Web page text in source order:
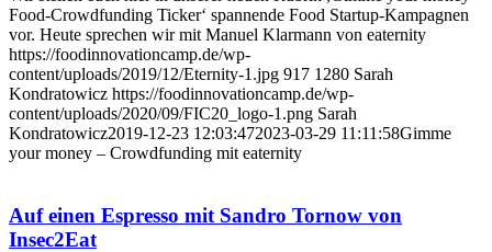
Food-Crowdfunding Ticker‘ spannende Food Startup-Kampagnen
vor. Heute sprechen wir mit Manuel Klarmann von eaternity
https://foodinnovationcamp.de/wp-
content/uploads/2019/12/Eternity-1.jpg 917 1280 Sarah
Kondratowicz https://foodinnovationcamp.de/wp-
content/uploads/2020/09/FIC20_logo-1.png Sarah
Kondratowicz2019-12-23 12:03:472023-03-29 11:11:58Gimme
your money – Crowdfunding mit eaternity
Auf einen Espresso mit Sandro Tornow von
Insec2Eat